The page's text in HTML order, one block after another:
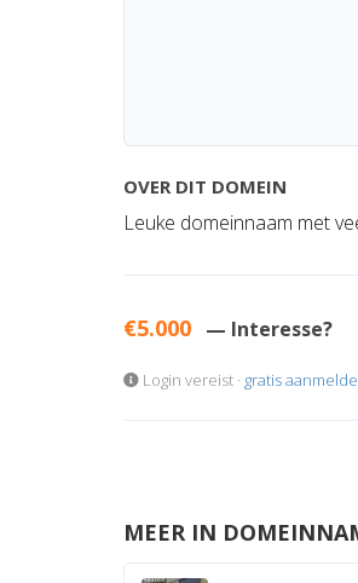
OVER DIT DOMEIN
Leuke domeinnaam met
€5.000 — Interesse?
Login vereist · gratis
MEER IN